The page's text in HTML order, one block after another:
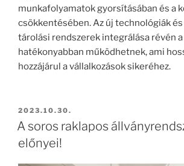
munkafolyamatok gyorsításában és a
csökkentésében. Az új technológiák és
tárolási rendszerek integrálása révén
hatékonyabban működhetnek, ami
hozzájárul a vállalkozások sikeréhez.
BEKÜLDVE:
2023.10.30.
A soros raklapos
előnyei!